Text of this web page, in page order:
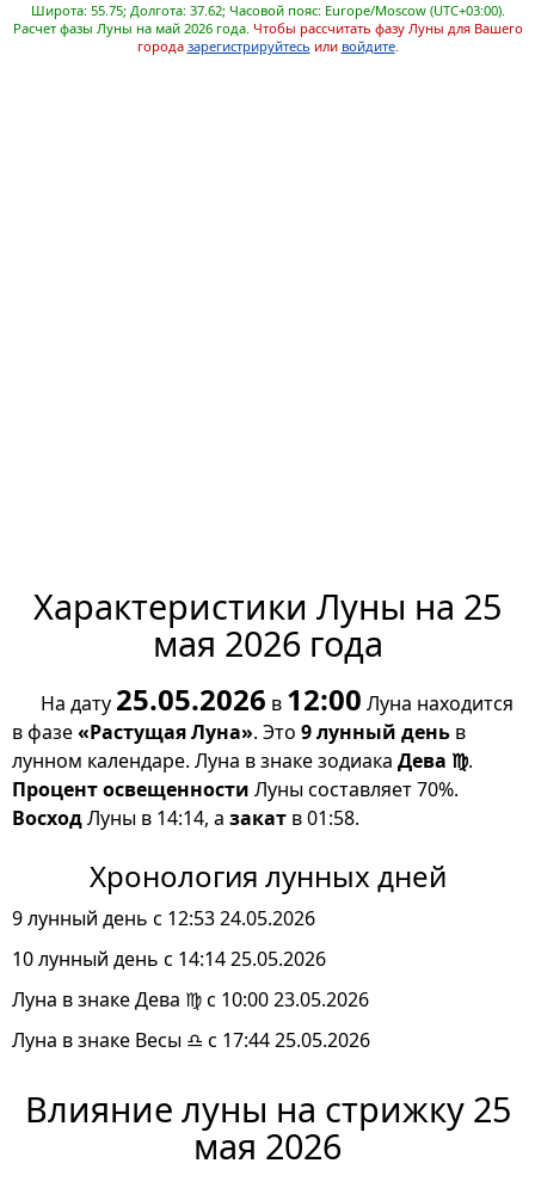
Широта: 55.75; Долгота: 37.62; Часовой пояс: Europe/Moscow (UTC+03:00).
Расчет фазы Луны на май 2026 года. Чтобы рассчитать фазу Луны для Вашего
города зарегистрируйтесь или войдите.
Характеристики Луны на 25
мая 2026 года
На дату 25.05.2026 в 12:00 Луна находится
в фазе«Растущая Луна». Это 9 лунный день в
лунном календаре. Луна в знаке зодиака Дева ♍.
Процент освещенности Луны составляет 70%.
ВосходЛуны в 14:14, а закат в 01:58.
Хронология лунных дней
9 лунный день с 12:53 24.05.2026
10 лунный день с 14:14 25.05.2026
Луна в знаке Дева ♍ с 10:00 23.05.2026
Луна в знаке Весы ♎ с 17:44 25.05.2026
Влияние луны на стрижку 25
мая 2026